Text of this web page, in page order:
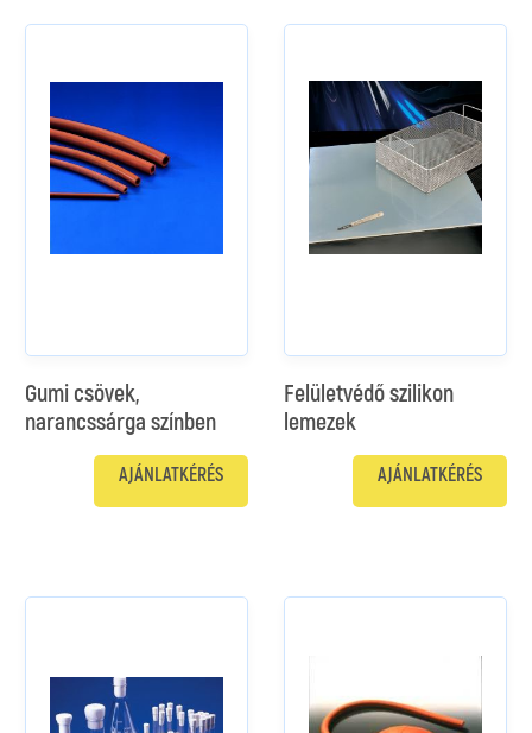
Gumi csövek,
narancssárga színben
AJÁNLATKÉRÉS
Felületvédő szilikon
lemezek
AJÁNLATKÉRÉS